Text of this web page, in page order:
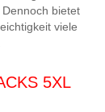
bietet
viele
5XL